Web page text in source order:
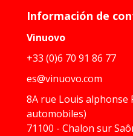
Información de
Vinuovo
+33 (0)6 70 91 86 77
es@vinuovo.com
8A rue Louis alphonse
automobiles)
71100 - Chalon sur